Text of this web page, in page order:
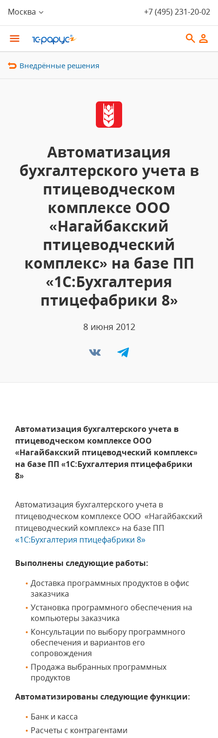
Москва +7 (495) 231-20-02
Внедрённые решения
Автоматизация
бухгалтерского учета в
птицеводческом
комплексе ООО
«Нагайбакский
птицеводческий
комплекс» на базе ПП
«1С:Бухгалтерия
птицефабрики 8»
8 июня 2012
Автоматизация бухгалтерского учета в
птицеводческом комплексе ООО
«Нагайбакский птицеводческий комплекс»
на базе ПП «1С:Бухгалтерия птицефабрики
8»
Автоматизация бухгалтерского учета в
птицеводческом комплексе ООО «Нагайбакский
птицеводческий комплекс» на базе ПП
«1С:Бухгалтерия птицефабрики 8»
Выполнены следующие работы:
Доставка программных продуктов в офис
заказчика
Установка программного обеспечения на
компьютеры заказчика
Консультации по выбору программного
обеспечения и вариантов его
сопровождения
Продажа выбранных программных
продуктов
Автоматизированы следующие функции:
Банк и касса
Расчеты с контрагентами